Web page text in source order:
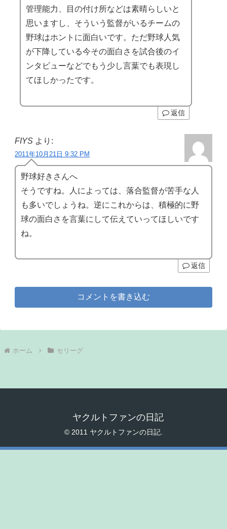
管理能力、目の付け所などは素晴らしいと
思いますし、そういう監督がいるチームの
野球はホントに面白いです。ただ野球人気
が下降している今その面白さを試合後のイ
ンタビューなどでもう少し言葉でも表現し
てほしかったです。
返信
FIYS より:
2011年10月21日 9:32 PM
野球好きさんへ
そうですね。人によっては、落合監督が苦手な人
も多いでしょうね。逆にこれからは、積極的に野
球の面白さを言葉にして伝えていってほしいです
ね。
返信
コメントを書き込む
ホーム セリーグ
ヤクルトファンの日記
© 2011 ヤクルトファンの日記.